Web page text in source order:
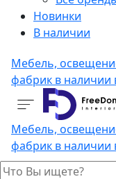
Новинки
В наличии
Мебель,
фабрик в наличии
Мебель,
фабрик в наличии